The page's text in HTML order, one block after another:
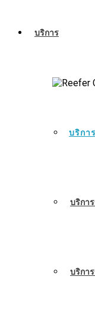
บริการ
บริกา
บริกา
บริกา